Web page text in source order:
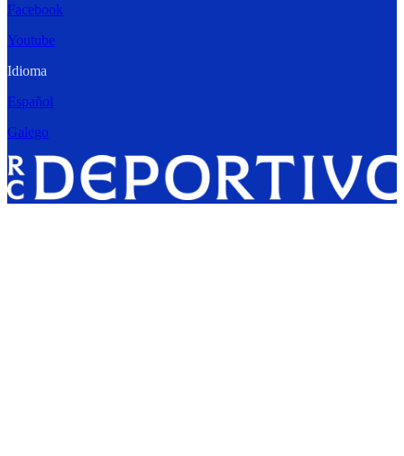
Facebook
Youtube
Idioma
Español
Galego